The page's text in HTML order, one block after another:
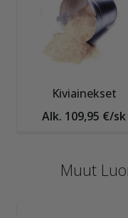
Kiviainekset
Alk. 109,95 €/sk
Muut